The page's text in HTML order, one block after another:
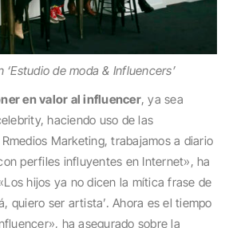
de moda & Influencers’
en valor al influencer, ya sea
haciendo uso de las
Marketing, trabajamos a diario
perfiles influyentes en Internet», ha
hijos ya no dicen la mítica frase de
quiero ser artista’. Ahora es el tiempo
ha asegurado sobre la